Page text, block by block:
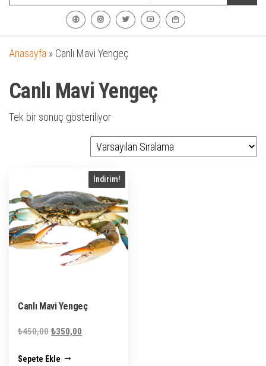
Anasayfa » Canlı Mavi Yengeç
Canlı Mavi Yengeç
Tek bir sonuç gösteriliyor
İndirim!
Canlı Mavi Yengeç
₺450,00 Orijinal
₺450,00.
₺350,00
Sepete Ekle